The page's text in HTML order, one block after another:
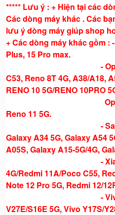
***** Lưu ý : + Hiện tại các
Các dòng máy khác . Các
lưu ý dòng máy giúp shop
+ Các dòng máy khác gồm :
Plus, 15 Pro max.
- Oppo :
C53, Reno 8T 4G, A38/A18,
RENO 10 5G/RENO 10PRO
Oppo Realme
Reno 11 5G.
- Samsung :
Galaxy A34 5G, Galaxy A54
A05S, Galaxy A15-5G/4G,
- Xiaomi :
4G/Redmi 11A/Poco C55,
Note 12 Pro 5G, Redmi 12/
- Vivo : Vivo
V27E/S16E 5G, Vivo Y17S/